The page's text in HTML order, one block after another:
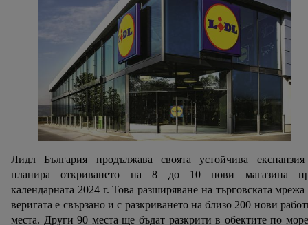
Лидл България продължава своята устойчива
планира откриването на 8 до 10 нови магазина
календарната 2024 г. Това разширяване на търговската мрежа
веригата е свързано и с разкриването на близо 200 нови
места. Други 90 места ще бъдат разкрити в обектите по